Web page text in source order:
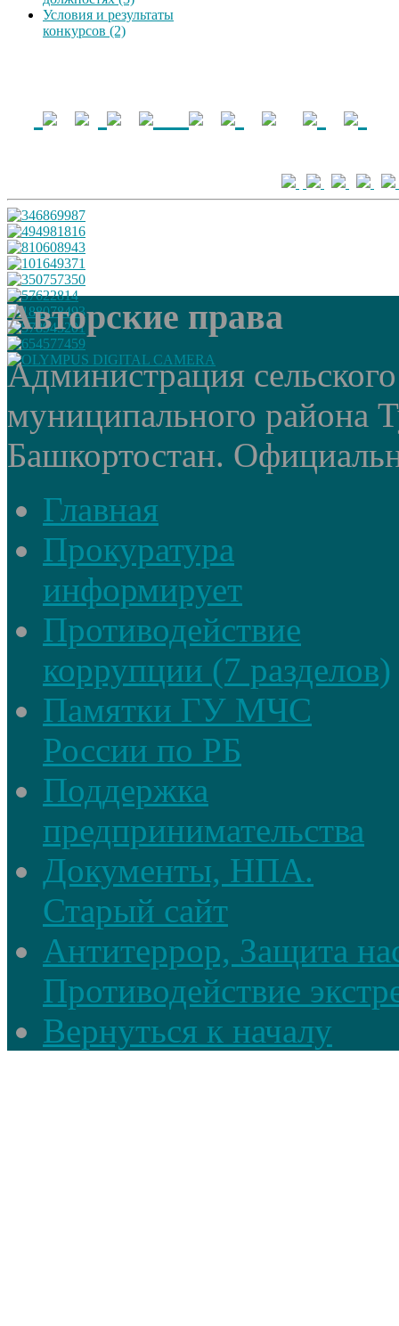
Условия и результаты
конкурсов (2)
Авторские права
Администрация
муниципального района
Башкортостан.
Главная
Прокуратура
информирует
Противодействие
коррупции (7 разделов)
Памятки ГУ МЧС
России по РБ
Поддержка
предпринимательства
Документы, НПА.
Старый сайт
Антитеррор, Защита
Противодействие
Вернуться к началу